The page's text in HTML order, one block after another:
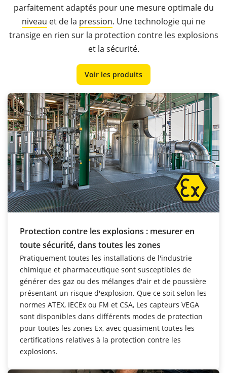
parfaitement adaptés pour une mesure optimale du
niveau et de la pression. Une technologie qui ne
transige en rien sur la protection contre les explosions
et la sécurité.
Voir les produits
Protection contre les explosions : mesurer en
toute sécurité, dans toutes les zones
Pratiquement toutes les installations de l'industrie
chimique et pharmaceutique sont susceptibles de
générer des gaz ou des mélanges d'air et de poussière
présentant un risque d'explosion. Que ce soit selon les
normes ATEX, IECEx ou FM et CSA, Les capteurs VEGA
sont disponibles dans différents modes de protection
pour toutes les zones Ex, avec quasiment toutes les
certifications relatives à la protection contre les
explosions.